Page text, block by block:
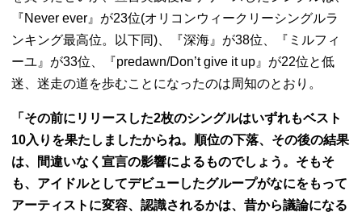
『Never ever』が23位(オリコンウィークリーシングルラ
ンキング最高位。以下同)、『深海』が38位、『ミルフィ
ーユ』が33位、『predawn/Don’t give it up』が22位と低
迷、迷走の道を歩むことになったのは周知のとおり。
「その前にリリースした2枚のシングルはいずれもベスト
10入りを果たしましたからね。順位の下落、その後の結果
は、間違いなく宣言の影響によるものでしょう。そもそ
も、アイドルとしてデビューしたグループがなにをもって
アーティストに変容、認識されるかは、昔から議論になる